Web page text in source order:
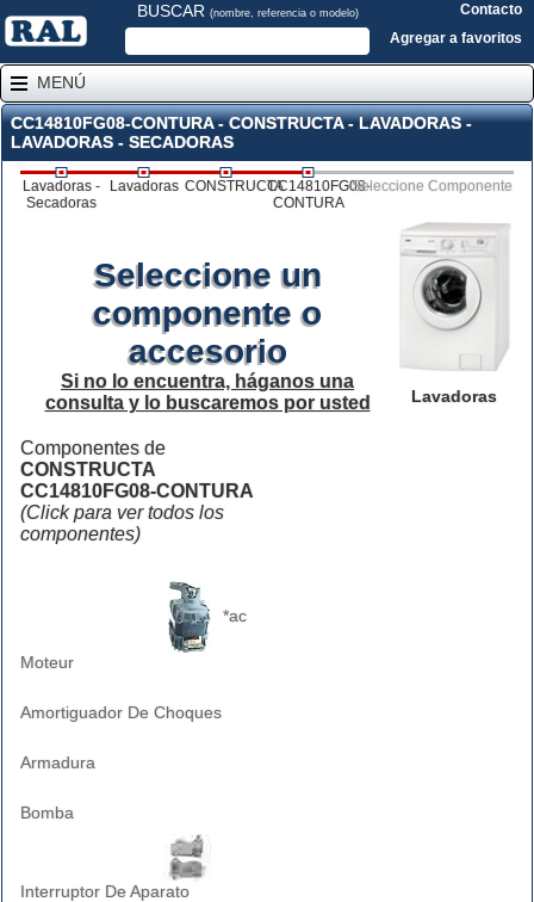
BUSCAR (nombre, referencia o modelo)
Contacto
Agregar a favoritos
MENÚ
CC14810FG08-CONTURA - CONSTRUCTA - LAVADORAS -
LAVADORAS - SECADORAS
Lavadoras -
Secadoras
Lavadoras CONSTRUCTACC14810FG08-
CONTURA
Seleccione Componente
Lavadoras
Seleccione un
componente o
accesorio
Si no lo encuentra, háganos una
consulta y lo buscaremos por usted
Componentes de
CONSTRUCTA
CC14810FG08-CONTURA
(Click para ver todos los
componentes)
*ac
Moteur
Amortiguador De Choques
Armadura
Bomba
Interruptor De Aparato